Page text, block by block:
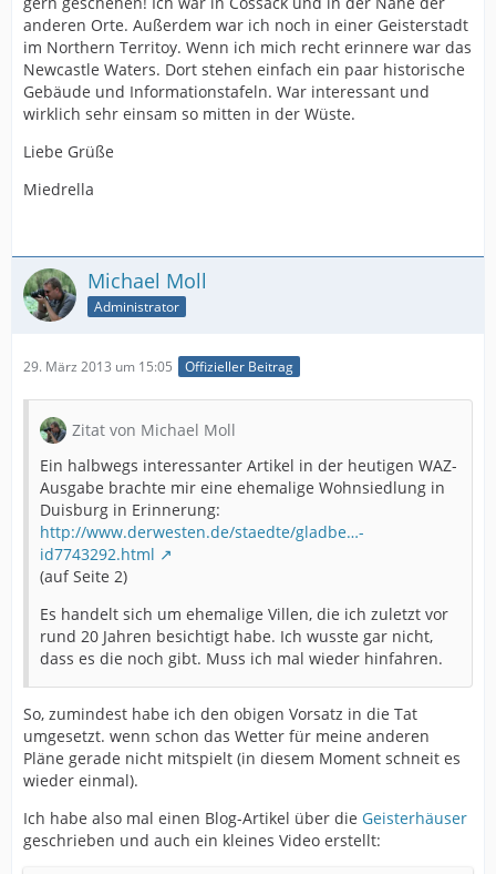
anderen Orte. Außerdem war ich noch in einer Geisterstadt
im Northern Territoy. Wenn ich mich recht erinnere war das
Newcastle Waters. Dort stehen einfach ein paar historische
Gebäude und Informationstafeln. War interessant und
wirklich sehr einsam so mitten in der Wüste.
Liebe Grüße
Miedrella
Michael Moll
Administrator
29. März 2013 um 15:05 Offizieller Beitrag
Zitat von Michael Moll
Ein halbwegs interessanter Artikel in der heutigen WAZ-
Ausgabe brachte mir eine ehemalige Wohnsiedlung in
Duisburg in Erinnerung:
http://www.derwesten.de/staedte/gladbe…-
id7743292.html
(auf Seite 2)
Es handelt sich um ehemalige Villen, die ich zuletzt vor
rund 20 Jahren besichtigt habe. Ich wusste gar nicht,
dass es die noch gibt. Muss ich mal wieder hinfahren.
So, zumindest habe ich den obigen Vorsatz in die Tat
umgesetzt. wenn schon das Wetter für meine anderen
Pläne gerade nicht mitspielt (in diesem Moment schneit es
wieder einmal).
Ich habe also mal einen Blog-Artikel über die Geisterhäuser
geschrieben und auch ein kleines Video erstellt: